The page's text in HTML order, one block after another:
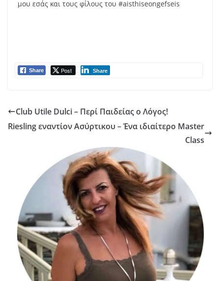
μου εσάς και τους φίλους του #aisthiseongefseis
Share Post Share
Club Utile Dulci – Περί Παιδείας ο Λόγος!
Riesling εναντίον Ασύρτικου – Ένα ιδιαίτερο Master
Class